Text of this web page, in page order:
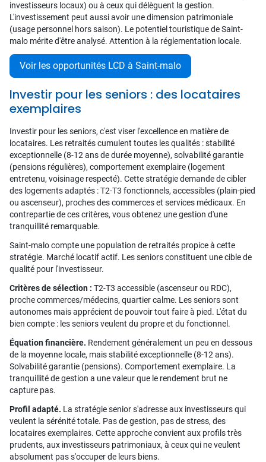
investisseurs locaux) ou à ceux qui délèguent la gestion.
L'investissement peut aussi avoir une dimension patrimoniale
(usage personnel hors saison). Le potentiel touristique de Saint-
malo mérite d'être analysé. Attention à la réglementation locale.
Voir les opportunités LCD à Saint-malo
Investir pour les seniors : des locataires
exemplaires
Investir pour les seniors, c'est viser l'excellence en matière de
locataires. Les retraités cumulent toutes les qualités : stabilité
exceptionnelle (8-12 ans de durée moyenne), solvabilité garantie
(pensions régulières), comportement exemplaire (logement
entretenu, voisinage respecté). Cette stratégie demande de cibler
des logements adaptés : T2-T3 fonctionnels, accessibles (plain-pied
ou ascenseur), proches des commerces et services médicaux. En
contrepartie de ces critères, vous obtenez une gestion d'une
tranquillité remarquable.
Saint-malo compte une population de retraités propice à cette
stratégie. Marché locatif actif. Les seniors constituent une cible de
qualité pour l'investisseur.
Critères de sélection : T2-T3 accessible (ascenseur ou RDC),
proche commerces/médecins, quartier calme. Les seniors sont
autonomes mais apprécient de pouvoir tout faire à pied. L'état du
bien compte : les seniors veulent du propre et du fonctionnel.
Équation financière. Rendement généralement un peu en dessous
de la moyenne locale, mais stabilité exceptionnelle (8-12 ans).
Solvabilité garantie (pensions). Comportement exemplaire. La
tranquillité de gestion a une valeur que le rendement brut ne
capture pas.
Profil adapté. La stratégie senior s'adresse aux investisseurs qui
veulent la sérénité totale. Pas de gestion, pas de stress, des
locataires exemplaires. Cette approche convient aux profils très
prudents, aux investisseurs patrimoniaux, à ceux qui ne veulent
absolument pas s'occuper de leurs biens.